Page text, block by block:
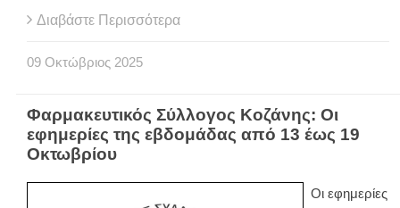
Διαβάστε Περισσότερα
09 Οκτώβριος 2025
Φαρμακευτικός Σύλλογος Κοζάνης: Οι
εφημερίες της εβδομάδας από 13 έως 19
Οκτωβρίου
Οι εφημερίες